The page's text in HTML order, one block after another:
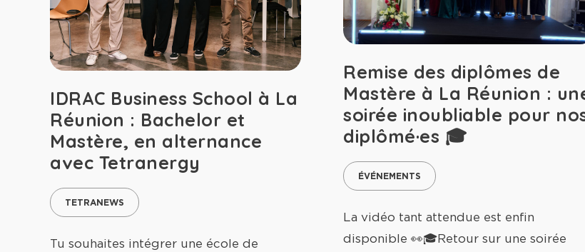
IDRAC Business School à La
Réunion : Bachelor et
Mastère, en alternance
avec Tetranergy
TETRANEWS
Tu souhaites intégrer une école de
Remise des diplômes de
Mastère à La Réunion :
soirée inoubliable pour
diplômé·es 🎓
ÉVÉNEMENTS
La vidéo tant attendue est enfin
disponible 👀🎓Retour sur une soirée